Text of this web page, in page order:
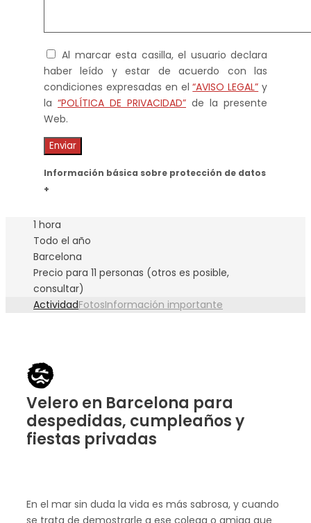
Al marcar esta casilla, el usuario declara
haber leído y estar de acuerdo con las
condiciones expresadas en el“AVISO LEGAL” y
la “POLÍTICA DE PRIVACIDAD” de la presente
Web.
Información básica sobre protección de datos
+
1 hora
Todo el año
Barcelona
Precio para 11 personas (otros es posible,
consultar)
ActividadFotosInformación importante
Velero en Barcelona para
despedidas, cumpleaños y
fiestas privadas
En el mar sin duda la vida es más sabrosa, y cuando
se trata de demostrarle a ese colega o amiga que